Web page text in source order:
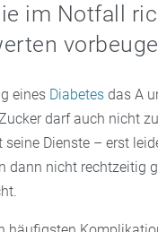
im Notfall
eines Diabetesdas A
darf auch nicht
Dienste – erst
dann nicht rechtzeitig